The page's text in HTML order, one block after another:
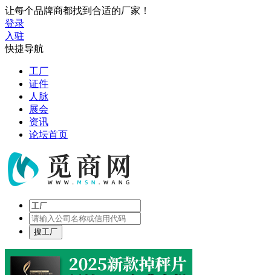
让每个品牌商都找到合适的厂家！
登录
入驻
快捷导航
工厂
证件
人脉
展会
资讯
论坛首页